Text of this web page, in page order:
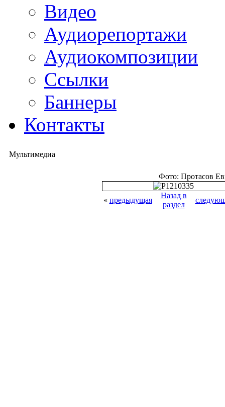
Видео
Аудиорепортажи
Аудиокомпозиции
Ссылки
Баннеры
Контакты
Мультимедиа
Фото: Протасов
« предыдущая
Назад в
раздел